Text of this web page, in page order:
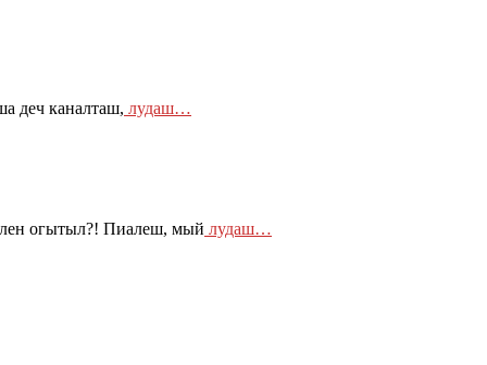
деч каналташ, лудаш…
огытыл?! Пиалеш, мый лудаш…